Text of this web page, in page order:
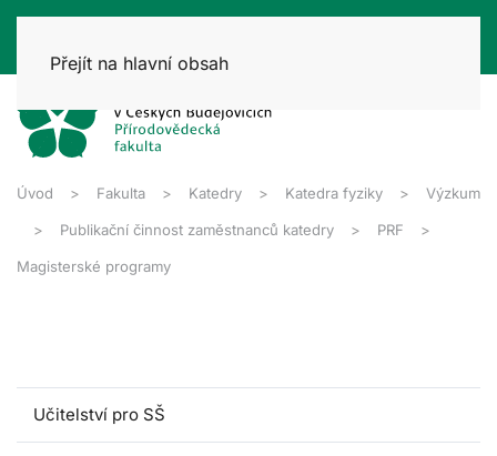
Přejít na hlavní obsah
Úvod Fakulta Katedry Katedra fyziky Výzkum
Publikační činnost zaměstnanců katedry PRF
Magisterské programy
Učitelství pro SŠ